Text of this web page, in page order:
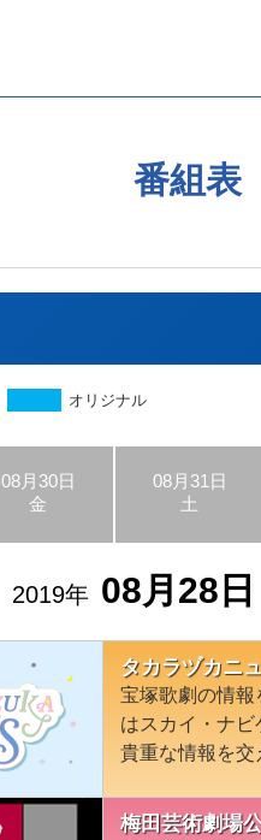
番組表
オリジナル
08月30日
金
08月31日
土
2019年 08月28日
タカラヅカニ
宝塚歌劇の情報
はスカイ・ナ
貴重な情報を交
梅田芸術劇場